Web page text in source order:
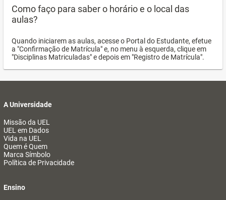
Como faço para saber o horário e o local das
aulas?
Quando iniciarem as aulas, acesse o Portal do Estudante, efetue
a "Confirmação de Matrícula" e, no menu à esquerda, clique em
"Disciplinas Matriculadas" e depois em "Registro de Matrícula".
A Universidade
Missão da UEL
UEL em Dados
Vida na UEL
Quem é Quem
Marca Símbolo
Política de Privacidade
Ensino